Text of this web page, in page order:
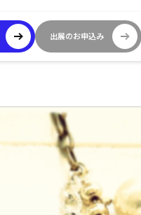
出展のお申込み